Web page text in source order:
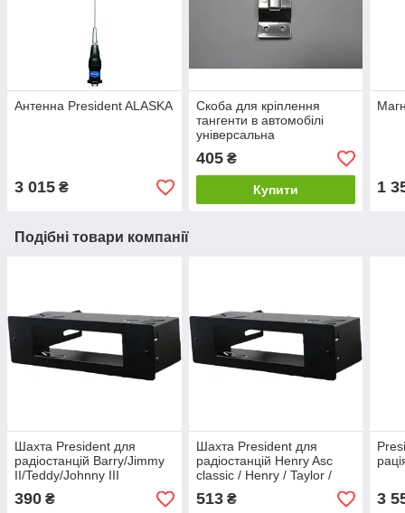
Антенна President ALASKA
3 015 ₴
Скоба для кріплення
тангенти в автомобілі
універсальна
405₴
Купити 1
Подібні товари компанії
Шахта President для
радіостанцій Barry/Jimmy
II/Teddy/Johnny III
ASC/Tuman ASC/Harry III
ASC
390 ₴
Шахта President для
радіостанцій Henry Asc
classic / Henry / Taylor /
513₴ 3